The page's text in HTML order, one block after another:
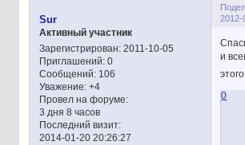
2012-
Sur
Активный участник
Зарегистрирован: 2011-10-05
Приглашений:0
Сообщений:106
Уважение: +4
Провел на форуме:
3 дня 8 часов
Последний визит:
2014-01-20 20:26:27
и
0